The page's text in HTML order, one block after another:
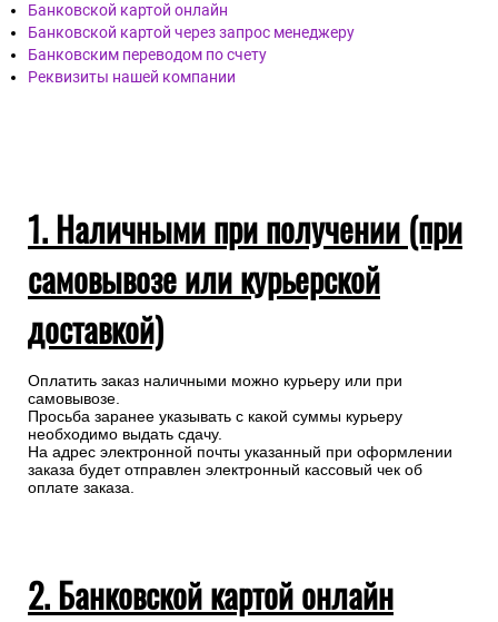
Банковской картой онлайн
Банковской картой через запрос менеджеру
Банковским переводом по счету
Реквизиты нашей компании
1. Наличными при получении (при
самовывозе или курьерской
доставкой)
Оплатить заказ наличными можно курьеру или при
самовывозе.
Просьба заранее указывать с какой суммы курьеру
необходимо выдать сдачу.
На адрес электронной почты указанный при оформлении
заказа будет отправлен электронный кассовый чек об
оплате заказа.
2. Банковской картой онлайн